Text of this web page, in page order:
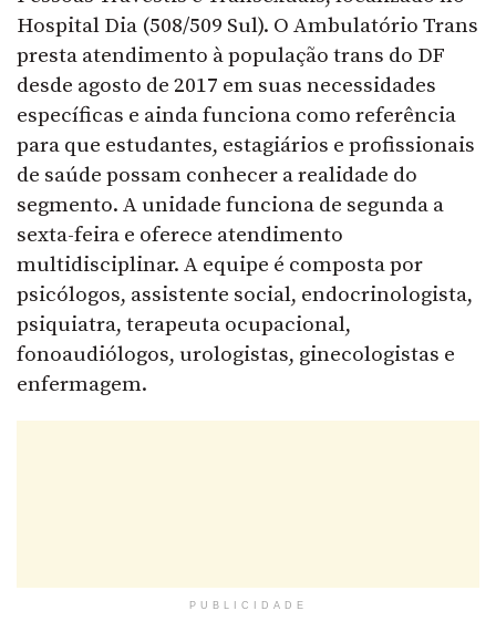
Hospital Dia (508/509 Sul). O Ambulatório Trans
presta atendimento à população trans do DF
desde agosto de 2017 em suas necessidades
específicas e ainda funciona como referência
para que estudantes, estagiários e profissionais
de saúde possam conhecer a realidade do
segmento. A unidade funciona de segunda a
sexta-feira e oferece atendimento
multidisciplinar. A equipe é composta por
psicólogos, assistente social, endocrinologista,
psiquiatra, terapeuta ocupacional,
fonoaudiólogos, urologistas, ginecologistas e
enfermagem.
PUBLICIDADE